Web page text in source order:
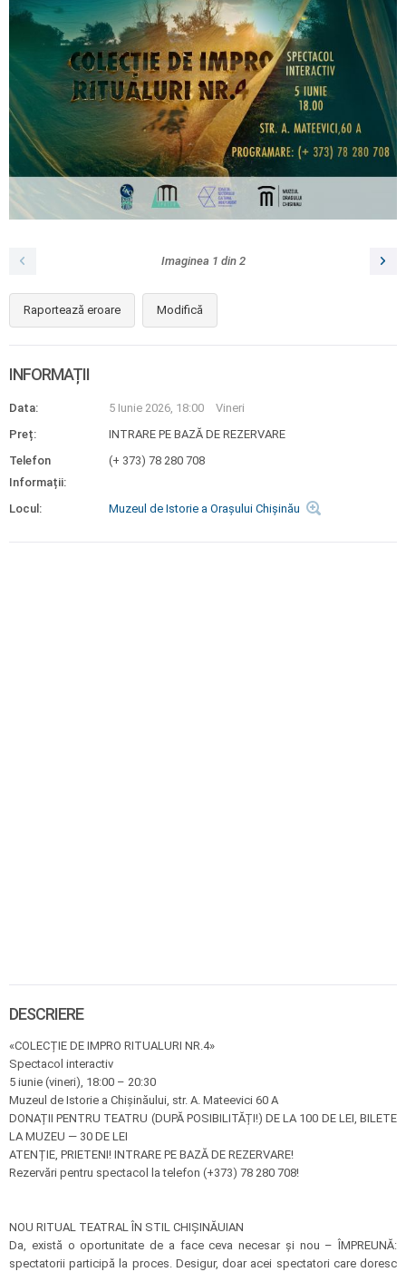
Imaginea 1 din 2
Raportează eroare Modifică
INFORMAȚII
Data: 5 Iunie 2026, 18:00
Vineri
Preț:
INTRARE PE BAZĂ DE REZERVARE
Telefon
Informații:
(+ 373) 78 280 708
Locul: Muzeul de Istorie a Orașului Chișinău
DESCRIERE
«COLECȚIE DE IMPRO RITUALURI NR.4»
Spectacol interactiv
5 iunie (vineri), 18:00 – 20:30
Muzeul de Istorie a Chișinăului, str. A. Mateevici 60 A
DONAȚII PENTRU TEATRU (DUPĂ POSIBILITĂȚI!) DE LA 100 DE LEI, BILETE
LA MUZEU — 30 DE LEI
ATENȚIE, PRIETENI! INTRARE PE BAZĂ DE REZERVARE!
Rezervări pentru spectacol la telefon (+373) 78 280 708!
NOU RITUAL TEATRAL ÎN STIL CHIȘINĂUIAN
Da, există o oportunitate de a face ceva necesar și nou – ÎMPREUNĂ:
spectatorii participă la proces. Desigur, doar acei spectatori care doresc